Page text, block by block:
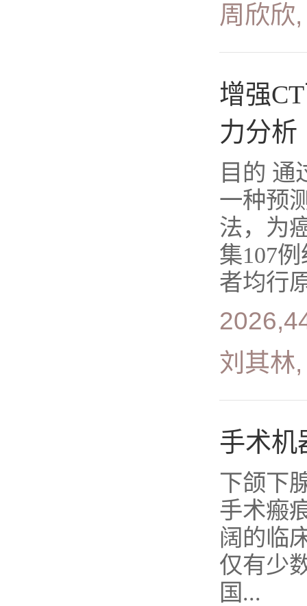
周欣欣
增强
力分析
目的 通
一种预
法，为
集107
者均行
刘其林
手术机
下颌下
手术瘢
阔的临
仅有少
国...